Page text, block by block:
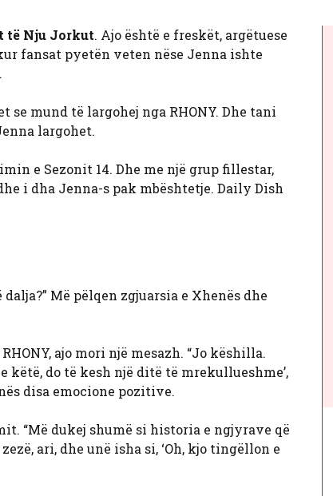
të Nju Jorkut. Ajo është e freskët, argëtuese
fansat pyetën veten nëse Jenna ishte
mund të largohej nga RHONY. Dhe tani
largohet.
e Sezonit 14. Dhe me një grup fillestar,
i dha Jenna-s pak mbështetje. Daily Dish
Më pëlqen zgjuarsia e Xhenës dhe
ajo mori një mesazh. “Jo këshilla.
këtë, do të kesh një ditë të mrekullueshme’,
disa emocione pozitive.
“Më dukej shumë si historia e ngjyrave që
ari, dhe unë isha si, ‘Oh, kjo tingëllon e